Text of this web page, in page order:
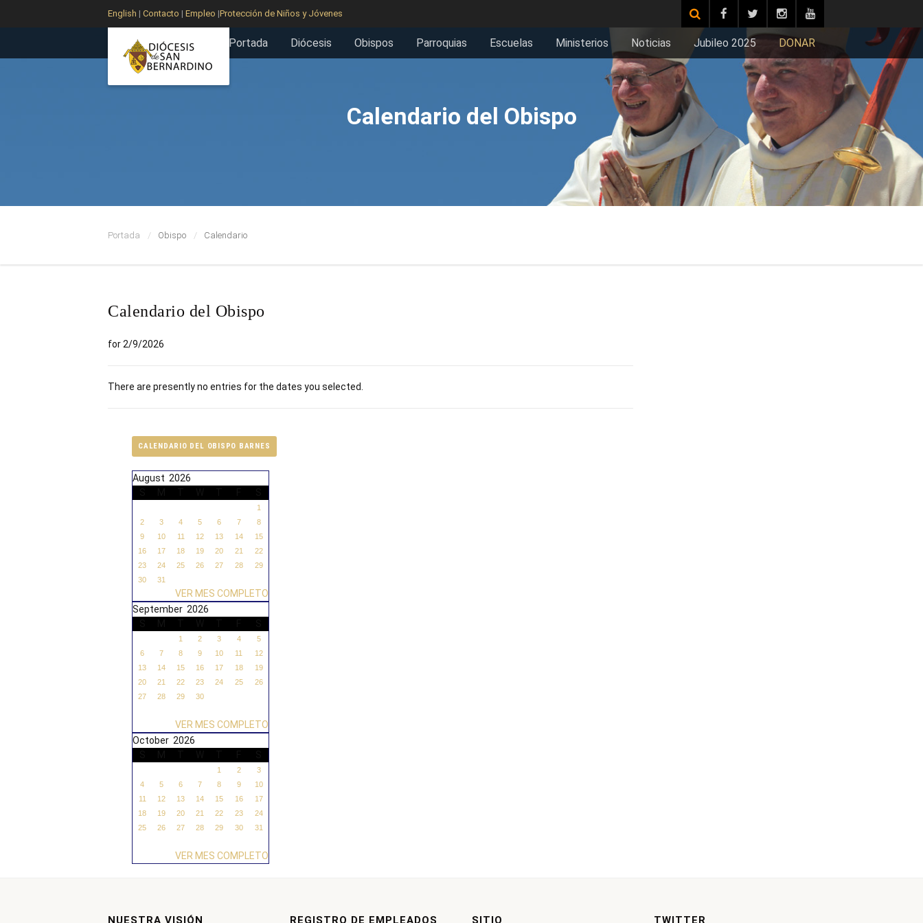
English | Contacto | Empleo |Protección de Niños y Jóvenes
Portada Diócesis Obispos Parroquias Escuelas Ministerios Noticias Jubileo 2025 DONAR
Calendario del Obispo
Portada Obispo Calendario
Calendario del Obispo
for 2/9/2026
There are presently no entries for the dates you selected.
CALENDARIO DEL OBISPO BARNES
August 2026
1
2
3 4 5 6 7
8
9
10 11 12 13 14
15
16
17 18 19 20 21
22
23
24 25 26 27 28
29
30
31
VER MES COMPLETO
September 2026
1 2 3 4
5
6
7 8 9 10 11
12
13
14 15 16 17 18
19
20
21 22 23 24 25
26
27
28 29 30
VER MES COMPLETO
October 2026
1 2
3
4
5 6 7 8 9
10
11
12 13 14 15 16
17
18
19 20 21 22 23
24
25
26 27 28 29 30 31
VER MES COMPLETO
NUESTRA VISIÓN REGISTRO DE EMPLEADOS SITIO TWITTER